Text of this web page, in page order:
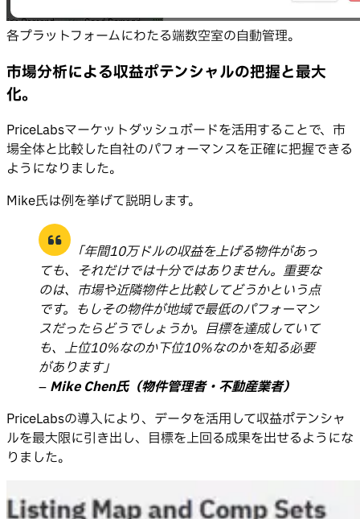
各プラットフォームにわたる端数空室の自動管理。
市場分析による収益ポテンシャルの把握と最大
化。
PriceLabsマーケットダッシュボードを活用することで、市
場全体と比較した自社のパフォーマンスを正確に把握できる
ようになりました。
Mike氏は例を挙げて説明します。
「年間10万ドルの収益を上げる物件があっ
ても、それだけでは十分ではありません。重要な
のは、市場や近隣物件と比較してどうかという点
です。もしその物件が地域で最低のパフォーマン
スだったらどうでしょうか。目標を達成していて
も、上位10%なのか下位10%なのかを知る必要
があります」
– Mike Chen氏（物件管理者・不動産業者）
PriceLabsの導入により、データを活用して収益ポテンシャ
ルを最大限に引き出し、目標を上回る成果を出せるようにな
りました。